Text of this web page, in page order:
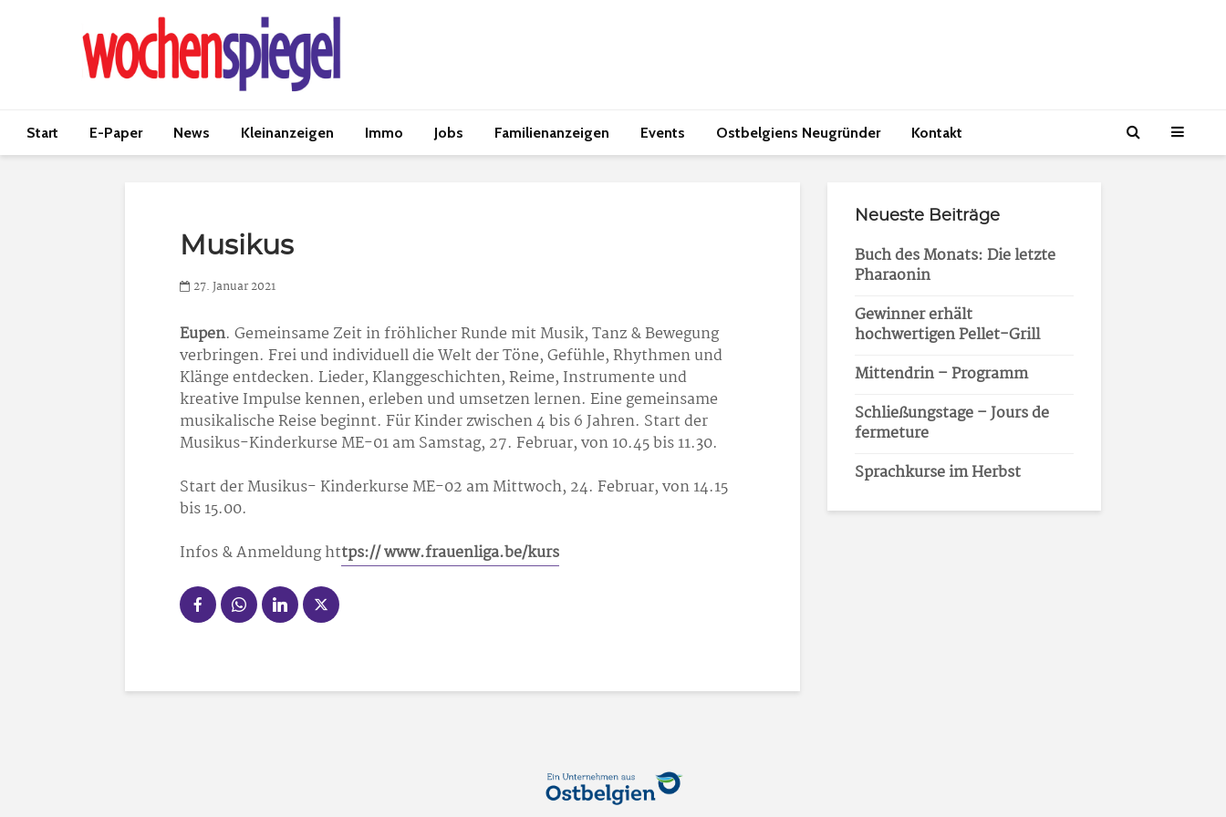
Start E-Paper News Kleinanzeigen Immo Jobs Familienanzeigen Events Ostbelgiens Neugründer Kontakt
Musikus
27. Januar 2021
Eupen. Gemeinsame Zeit in fröhlicher Runde mit Musik, Tanz & Bewegung
verbringen. Frei und individuell die Welt der Töne, Gefühle, Rhythmen und
Klänge entdecken. Lieder, Klanggeschichten, Reime, Instrumente und
kreative Impulse kennen, erleben und umsetzen lernen. Eine gemeinsame
musikalische Reise beginnt. Für Kinder zwischen 4 bis 6 Jahren. Start der
Musikus-Kinderkurse ME-01 am Samstag, 27. Februar, von 10.45 bis 11.30.
Start der Musikus- Kinderkurse ME-02 am Mittwoch, 24. Februar, von 14.15
bis 15.00.
Infos & Anmeldung https:// www.frauenliga.be/kurs
Neueste Beiträge
Buch des Monats: Die letzte
Pharaonin
Gewinner erhält
hochwertigen Pellet-Grill
Mittendrin – Programm
Schließungstage – Jours de
fermeture
Sprachkurse im Herbst